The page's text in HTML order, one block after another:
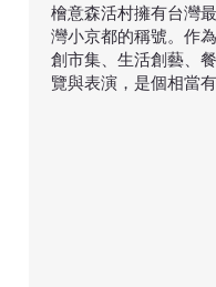
檜意森活村擁有台灣
灣小京都的稱號。作
創市集、生活創藝、
覽與表演，是個相當